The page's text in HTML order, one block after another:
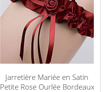
Jarretière Mariée en Satin
Petite Rose Ourlée Bordeaux